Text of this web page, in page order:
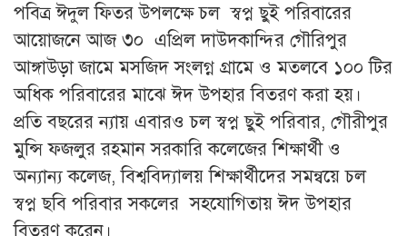
পবিত্র ঈদুল ফিতর উপলক্ষে চল স্বপ্ন ছুই পরিবারের
আয়োজনে আজ ৩০ এপ্রিল দাউদকান্দির গৌরিপুর
আঙ্গাউড়া জামে মসজিদ সংলগ্ন গ্রামে ও মতলবে ১০০ টির
অধিক পরিবারের মাঝে ঈদ উপহার বিতরণ করা হয়।
প্রতি বছরের ন্যায় এবারও চল স্বপ্ন ছুই পরিবার, গৌরীপুর
মুন্সি ফজলুর রহমান সরকারি কলেজের শিক্ষার্থী ও
অন্যান্য কলেজ, বিশ্ববিদ্যালয় শিক্ষার্থীদের সমন্বয়ে চল
স্বপ্ন ছবি পরিবার সকলের সহযোগিতায় ঈদ উপহার
বিতরণ করেন।